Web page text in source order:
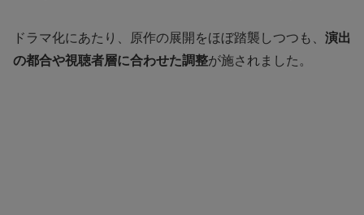
ドラマ化にあたり、原作の展開をほぼ踏襲しつつも、 演出
の都合や視聴者層に合わせた調整が施されました。